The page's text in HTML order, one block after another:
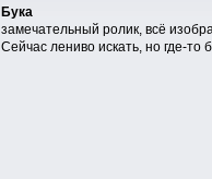
Бука
замечательный ролик, всё
Сейчас лениво искать, но где-